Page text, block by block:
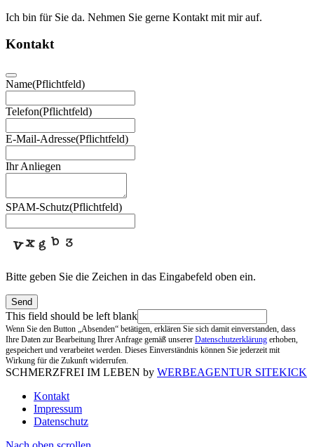
Ich bin für Sie da. Nehmen Sie gerne Kontakt mit mir auf.
Kontakt
Name(Pflichtfeld)
Telefon(Pflichtfeld)
E-Mail-Adresse(Pflichtfeld)
Ihr Anliegen
SPAM-Schutz(Pflichtfeld)
Bitte geben Sie die Zeichen in das Eingabefeld oben ein.
Send
This field should be left blank
Wenn Sie den Button „Absenden“ betätigen, erklären Sie sich damit einverstanden, dass
Ihre Daten zur Bearbeitung Ihrer Anfrage gemäß unserer Datenschutzerklärung erhoben,
gespeichert und verarbeitet werden. Dieses Einverständnis können Sie jederzeit mit
Wirkung für die Zukunft widerrufen.
SCHMERZFREI IM LEBEN by WERBEAGENTUR SITEKICK
Kontakt
Impressum
Datenschutz